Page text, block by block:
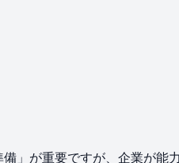
」が重要ですが、企業が能